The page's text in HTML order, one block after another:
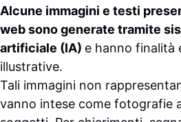
Alcune immagini e testi
web sono generate tramite
artificiale (IA) e hanno finalità
illustrative.
Tali immagini non
vanno intese come fotografie